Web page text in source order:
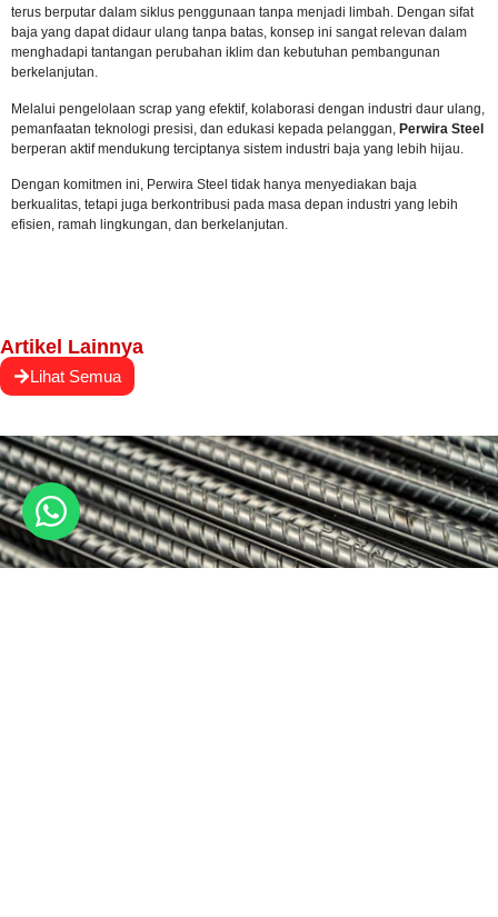
terus berputar dalam siklus penggunaan tanpa menjadi limbah. Dengan sifat
baja yang dapat didaur ulang tanpa batas, konsep ini sangat relevan dalam
menghadapi tantangan perubahan iklim dan kebutuhan pembangunan
berkelanjutan.
Melalui pengelolaan scrap yang efektif, kolaborasi dengan industri daur ulang,
pemanfaatan teknologi presisi, dan edukasi kepada pelanggan, Perwira Steel
berperan aktif mendukung terciptanya sistem industri baja yang lebih hijau.
Dengan komitmen ini, Perwira Steel tidak hanya menyediakan baja
berkualitas, tetapi juga berkontribusi pada masa depan industri yang lebih
efisien, ramah lingkungan, dan berkelanjutan.
Artikel Lainnya
Lihat Semua